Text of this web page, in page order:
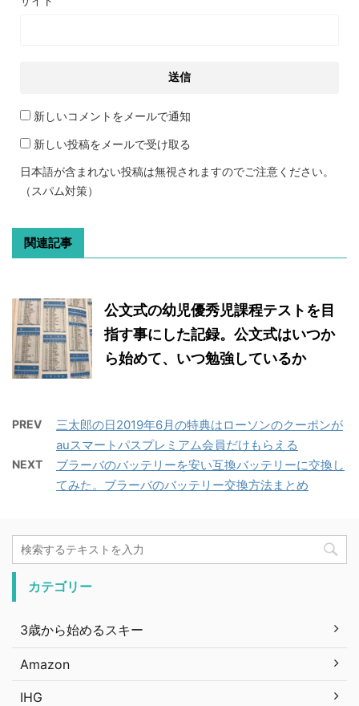
新しいコメントをメールで通知
新しい投稿をメールで受け取る
日本語が含まれない投稿は無視されますのでご注意ください。
（スパム対策）
関連記事
公文式の幼児優秀児課程テストを目
指す事にした記録。公文式はいつか
ら始めて、いつ勉強しているか
PREV
三太郎の日2019年6月の特典はローソンのクーポンが
auスマートパスプレミアム会員だけもらえる
NEXT
ブラーバのバッテリーを安い互換バッテリーに交換し
てみた。ブラーバのバッテリー交換方法まとめ
カテゴリー
3歳から始めるスキー
Amazon
IHG